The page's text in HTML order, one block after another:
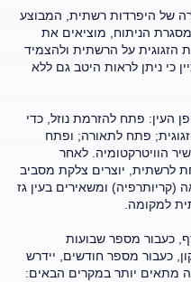
של היפרדות רשתית, המבוצע
הניתוח, מוציאים את
הזגוגית על הרשתית ולהצמיד
כי ניתן לראות היטב גם ללא
3 פתחים בדופן העין: פתח להזרמת נוזל, כדי
פתח לתאורה; ופתח
הוויטרקטומיה. לאחר
לרשתית, יוצרים צלקת מסביב
(קריותרפיה) ומשאירים בעין גז
למקומה.
כעבור מספר שבועות
כעבור מספר חודשים, יידרש
מתאים יותר במקרים הבאים: